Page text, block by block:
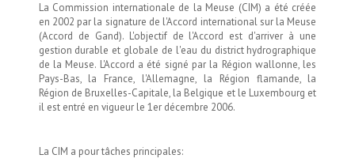
La Commission internationale de la Meuse (CIM) a été créée
en 2002 par la signature de l'Accord international sur la Meuse
(Accord de Gand). L'objectif de l'Accord est d'arriver à une
gestion durable et globale de l'eau du district hydrographique
de la Meuse. L'Accord a été signé par la Région wallonne, les
Pays-Bas, la France, l'Allemagne, la Région flamande, la
Région de Bruxelles-Capitale, la Belgique et le Luxembourg et
il est entré en vigueur le 1er décembre 2006.
La CIM a pour tâches principales: